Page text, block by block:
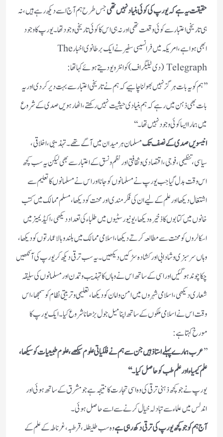
حقیقت یہ ہے کہ یورپ کی کوئی بنیاد نہیں تھیجس طرح ہم آج اسے دیکھ رہے ہیں، نہ
ہی تاریخی اعتبار سے کوئی وقعت تھی اور نہ ہی اس کا کوئی تاریخی وجود تھا۔ یورپ کا وجود
ابھی ہوا ہے، امریکہ میں فرانسیسی سفیر نے ایک برطانوی اخبارThe
Telegraph (دی ٹیلیگراف )کو انٹرویو دیتے ہوئے کہا تھا:
’’ہم کو یہ بات ہرگز نہیں بھولنا چاہیے کہ ہم نے تاریخی اعتبار سے بہت دیر کردی اور یہ
بات بھی ذہن میں رہے کہ ہم بنیادی حیثیت نہیں رکھتے، اٹھارہویں صدی کے شروع
میں ہمارا ایساکوئی وجود نہیں تھا۔‘‘
انیسویں صدی کے نصف تکمسلمان ہر میدان میں آگے تھے۔تہذیبی، اخلاقی،
سیاسی، تنظیمی، فوجی، اقتصادی وثقافتی اورنظم ونسق کے اعتبار سے بھی لیکن یہ سب کچھ
اس وقت بدل گیا جب یورپ نے مسلمانوں کو جانا اور اس نے مسلمانوں کا تعلیم سے
اشتغال دیکھا اور علم کے لیے ان کی فکرمندی اور محنت کو دیکھا، مسلم ممالک میں کتب
خانوں میں کتابوں کا ذخیرہ دیکھا، یونیورسٹیوں میں طلباء کی تعداد دیکھی، اکیڈیمیز میں
اسکالروں کو محنت سے مطالعہ کرتے دیکھا، اسلامی ممالک میں بلند وبالا عمارتوں کو دیکھا،
وہاں سرسبزی وشادابی اور کشادہ سڑکیں دیکھیں۔ یہ سب ترقی دیکھ کر یورپ کی آنکھیں
چکاچوند ہوگئیں اور اسی کے ساتھ اس نے وہاں کا تہذیب وتمدن اور مسلمانوں کی سلیقہ
شعاری دیکھی، اسلامی شہروں میں امن وامان کو دیکھا ، تعلیمی وتربیتی نظام کو سمجھا، اس
وقت اس نے اسلامی ملکوں کے ساتھ اپنا میل جول بڑھانا شروع کیا۔ ایک یورپ کا
مورخ کہتا ہے:
’’عرب ہمارے پہلے استاذ ہیں جن سے ہم نے فلکیاتی علوم سیکھے، علوم طبیعیات کو سیکھا،
علم کیمیاء اور علم طب کو حاصل کیا۔‘‘
یورپ نے جو کچھ ذہنی ترقی کی وہ اسی تجارت کا نتیجہ ہے جو مشرق کے ساتھ ہوئی اور
اندلس میں علماء سے تبادلہ خیال کرنے سے اسے حاصل ہوئی۔
آج ہم کوجو کچھ یورپ کی ترقی دکھ رہی ہےوہ سب طلیطلہ، قرطبہ، غرناطہ کے علم کے